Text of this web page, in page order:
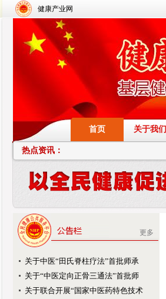
健康产业网
首页 关于我们
热点资讯：
更多
关于中医“田氏脊柱疗法”首批师承
关于“中医定向正骨三通法”首批师
关于联合开展“国家中医药特色技术